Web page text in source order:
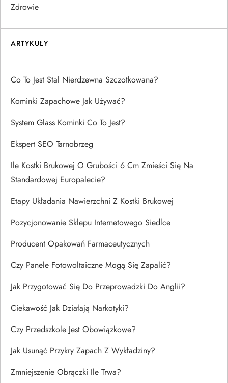
Zdrowie
ARTYKUŁY
Co To Jest Stal Nierdzewna Szczotkowana?
Kominki Zapachowe Jak Używać?
System Glass Kominki Co To Jest?
Ekspert SEO Tarnobrzeg
Ile Kostki Brukowej O Grubości 6 Cm Zmieści Się Na
Standardowej Europalecie?
Etapy Układania Nawierzchni Z Kostki Brukowej
Pozycjonowanie Sklepu Internetowego Siedlce
Producent Opakowań Farmaceutycznych
Czy Panele Fotowoltaiczne Mogą Się Zapalić?
Jak Przygotować Się Do Przeprowadzki Do Anglii?
Ciekawość Jak Działają Narkotyki?
Czy Przedszkole Jest Obowiązkowe?
Jak Usunąć Przykry Zapach Z Wykładziny?
Zmniejszenie Obrączki Ile Trwa?